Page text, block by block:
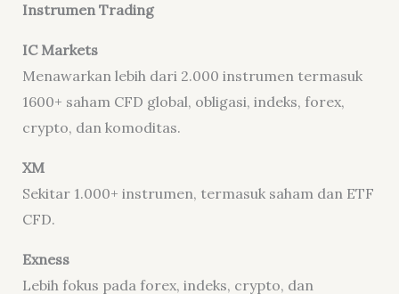
Instrumen Trading
IC Markets
Menawarkan lebih dari 2.000 instrumen termasuk
1600+ saham CFD global, obligasi, indeks, forex,
crypto, dan komoditas.
XM
Sekitar 1.000+ instrumen, termasuk saham dan ETF
CFD.
Exness
Lebih fokus pada forex, indeks, crypto, dan